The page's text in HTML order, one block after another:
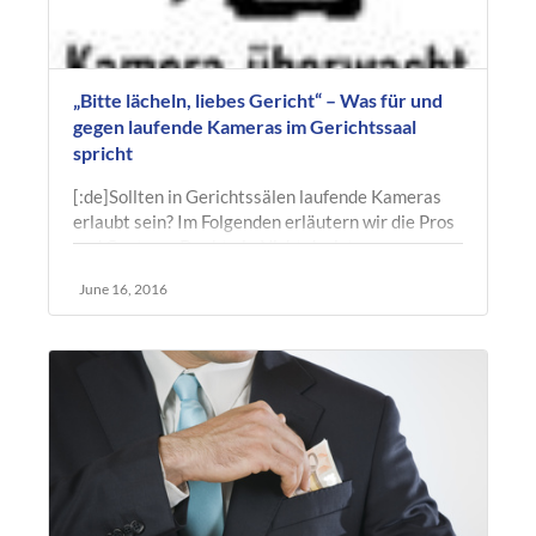
„Bitte lächeln, liebes Gericht“ – Was für und
gegen laufende Kameras im Gerichtssaal
spricht
[:de]Sollten in Gerichtssälen laufende Kameras
erlaubt sein? Im Folgenden erläutern wir die Pros
und Contras. Denkt ein Nicht-Jurist an
June 16, 2016